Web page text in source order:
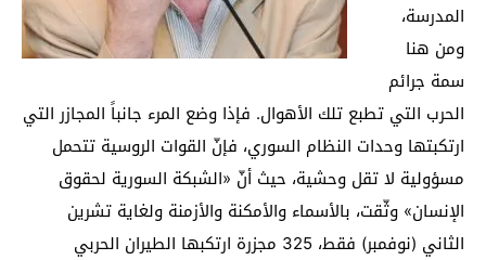
المدرسة،
ومن هنا
سمة جرائم
الحرب التي تطبع تلك الأهوال. فإذا وضع المرء جانباً المجازر التي
ارتكبتها وحدات النظام السوري، فإنّ القوات الروسية تتحمل
مسؤولية لا تقل وحشية، حيث أنّ «الشبكة السورية لحقوق
الإنسان» وثّقت، بالأسماء والأمكنة والأزمنة ولغاية تشرين
الثاني (نوفمبر) فقط، 325 مجزرة ارتكبها الطيران الحربي